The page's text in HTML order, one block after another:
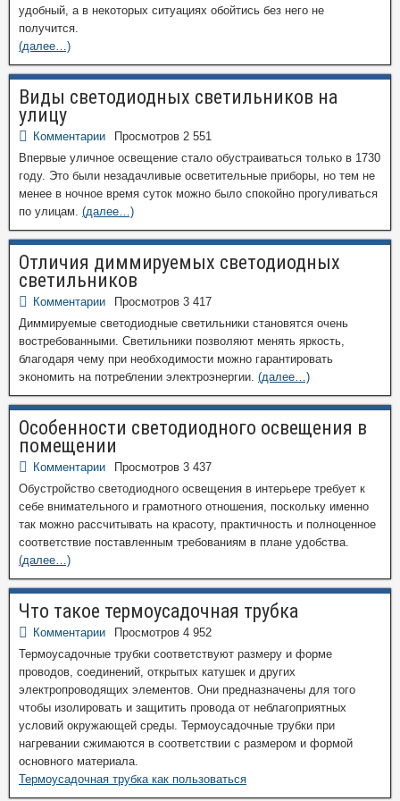
удобный, а в некоторых ситуациях обойтись без него не
получится.
(далее…)
Виды светодиодных светильников на
улицу
Комментарии
Просмотров 2 551
Впервые уличное освещение стало обустраиваться только в 1730
году. Это были незадачливые осветительные приборы, но тем не
менее в ночное время суток можно было спокойно прогуливаться
по улицам. (далее…)
Отличия диммируемых светодиодных
светильников
Комментарии
Просмотров 3 417
Диммируемые светодиодные светильники становятся очень
востребованными. Светильники позволяют менять яркость,
благодаря чему при необходимости можно гарантировать
экономить на потреблении электроэнергии. (далее…)
Особенности светодиодного освещения в
помещении
Комментарии
Просмотров 3 437
Обустройство светодиодного освещения в интерьере требует к
себе внимательного и грамотного отношения, поскольку именно
так можно рассчитывать на красоту, практичность и полноценное
соответствие поставленным требованиям в плане удобства.
(далее…)
Что такое термоусадочная трубка
Комментарии
Просмотров 4 952
Термоусадочные трубки соответствуют размеру и форме
проводов, соединений, открытых катушек и других
электропроводящих элементов. Они предназначены для того
чтобы изолировать и защитить провода от неблагоприятных
условий окружающей среды. Термоусадочные трубки при
нагревании сжимаются в соответствии с размером и формой
основного материала.
Термоусадочная трубка как пользоваться